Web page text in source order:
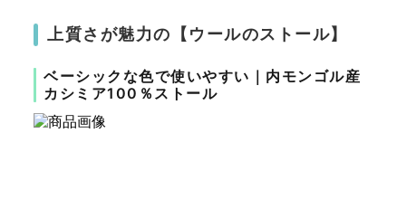
上質さが魅力の【ウールのストール】
ベーシックな色で使いやすい｜内モンゴル産
カシミア100％ストール